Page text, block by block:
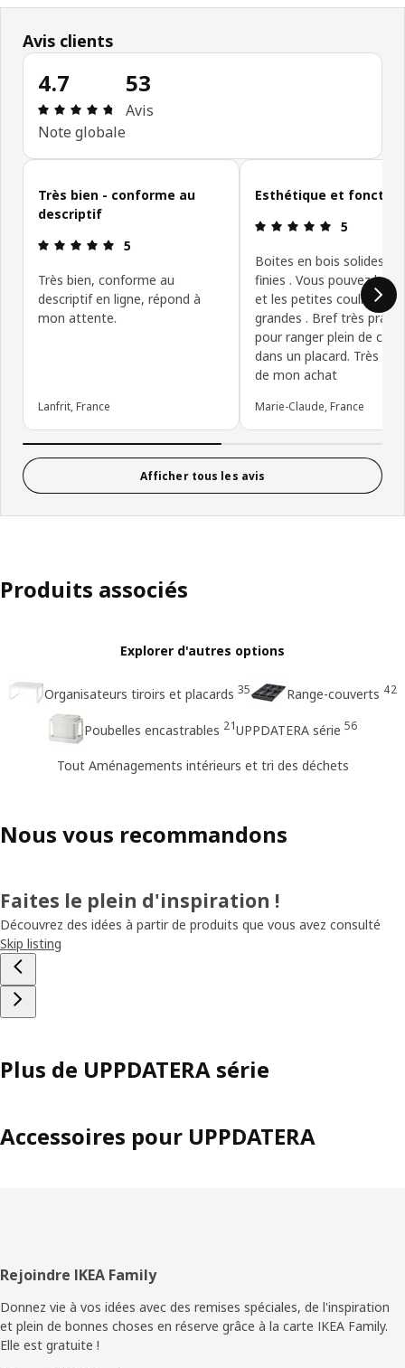
Avis clients
4.7
Avis: 4.7 sur 5 étoiles Nombre total d'avis: 53
Note globale
53
Avis
Ignorer les avis clients
Très bien - conforme au
descriptif
Avis: 5 sur 5 étoiles
5
Très bien, conforme au
descriptif en ligne, répond à
mon attente.
Lanfrit, France
Esthétique et
Avis: 5 sur
5
Boites en bois solides et
finies . Vous pouvez les
et les petites coulissent
grandes . Bref très
pour ranger plein de
dans un placard. Très
de mon achat
Marie-Claude, France
Afficher tous les avis
Produits associés
Explorer d'autres options
Organisateurs tiroirs et placards 35 Range-couverts 42
Poubelles encastrables 21UPPDATERA série 56
Tout Aménagements intérieurs et tri des déchets
Nous vous recommandons
Faites le plein d'inspiration !
Découvrez des idées à partir de produits que vous avez consulté
Skip listing
Plus de UPPDATERA série
Accessoires pour UPPDATERA
Pied
de
page
Rejoindre IKEA Family
Donnez vie à vos idées avec des remises spéciales, de l'inspiration
et plein de bonnes choses en réserve grâce à la carte IKEA Family.
Elle est gratuite !